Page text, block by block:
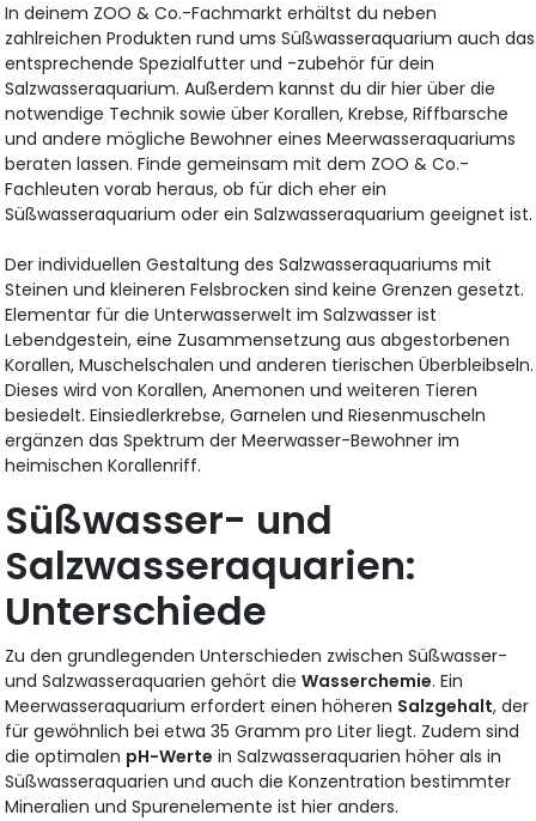
In deinem ZOO & Co.-Fachmarkt erhältst du neben
zahlreichen Produkten rund ums Süßwasseraquarium auch das
entsprechende Spezialfutter und -zubehör für dein
Salzwasseraquarium. Außerdem kannst du dir hier über die
notwendige Technik sowie über Korallen, Krebse, Riffbarsche
und andere mögliche Bewohner eines Meerwasseraquariums
beraten lassen. Finde gemeinsam mit dem ZOO & Co.-
Fachleuten vorab heraus, ob für dich eher ein
Süßwasseraquarium oder ein Salzwasseraquarium geeignet ist.
Der individuellen Gestaltung des Salzwasseraquariums mit
Steinen und kleineren Felsbrocken sind keine Grenzen gesetzt.
Elementar für die Unterwasserwelt im Salzwasser ist
Lebendgestein, eine Zusammensetzung aus abgestorbenen
Korallen, Muschelschalen und anderen tierischen Überbleibseln.
Dieses wird von Korallen, Anemonen und weiteren Tieren
besiedelt. Einsiedlerkrebse, Garnelen und Riesenmuscheln
ergänzen das Spektrum der Meerwasser-Bewohner im
heimischen Korallenriff.
Süßwasser- und
Salzwasseraquarien:
Unterschiede
Zu den grundlegenden Unterschieden zwischen Süßwasser-
und Salzwasseraquarien gehört dieWasserchemie. Ein
Meerwasseraquarium erfordert einen höheren Salzgehalt, der
für gewöhnlich bei etwa 35 Gramm pro Liter liegt. Zudem sind
die optimalen pH-Werte in Salzwasseraquarien höher als in
Süßwasseraquarien und auch die Konzentration bestimmter
Mineralien und Spurenelemente ist hier anders.